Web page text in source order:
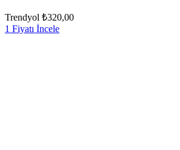
Trendyol ₺320,00
1 Fiyatı İncele